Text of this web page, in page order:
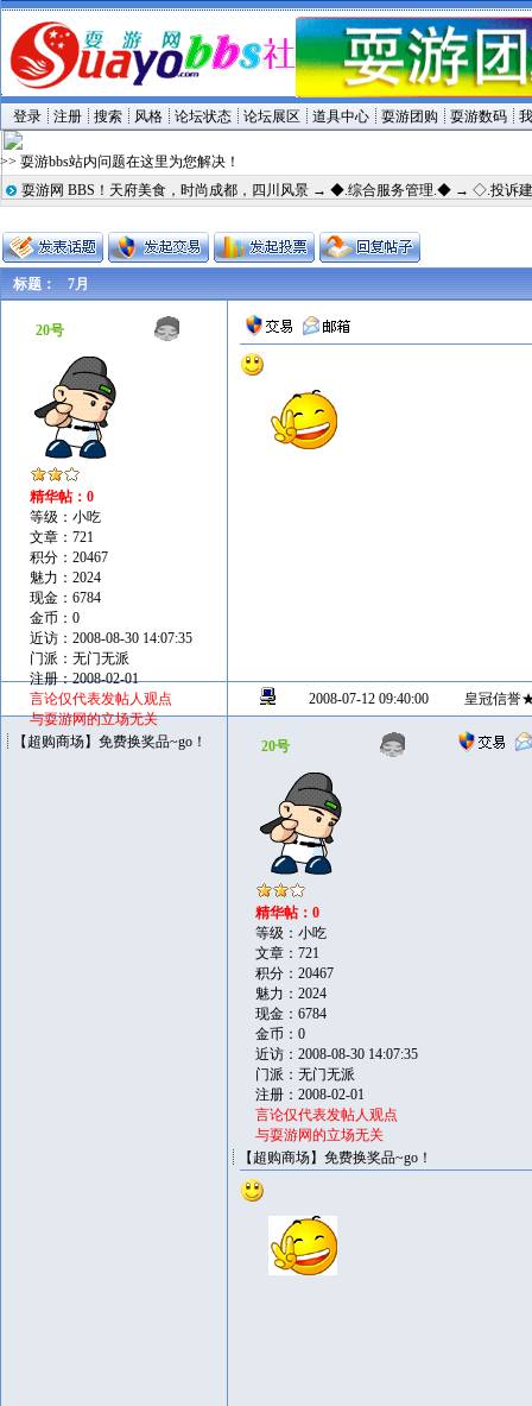
登录 注册 搜索 风格 论坛状态 论坛展区 道具中心 耍游团购 耍游数码
>> 耍游bbs站内问题在这里为您解决！
耍游网 BBS！天府美食，时尚成都，四川风景 → ◆.综合服务管理.◆ → ◇.投诉
标题： 7月
20号
精华帖：0
等级：小吃
文章：721
积分：20467
魅力：2024
现金：6784
金币：0
近访：2008-08-30 14:07:35
门派：无门无派
注册：2008-02-01
言论仅代表发帖人观点
与耍游网的立场无关
【超购商场】免费换奖品~go！
2008-07-12 09:40:00 皇冠信誉
20号
精华帖：0
等级：小吃
文章：721
积分：20467
魅力：2024
现金：6784
金币：0
近访：2008-08-30 14:07:35
门派：无门无派
注册：2008-02-01
言论仅代表发帖人观点
与耍游网的立场无关
【超购商场】免费换奖品~go！